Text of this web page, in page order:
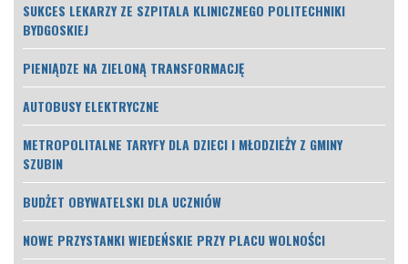
SUKCES LEKARZY ZE SZPITALA KLINICZNEGO POLITECHNIKI
BYDGOSKIEJ
PIENIĄDZE NA ZIELONĄ TRANSFORMACJĘ
AUTOBUSY ELEKTRYCZNE
METROPOLITALNE TARYFY DLA DZIECI I MŁODZIEŻY Z GMINY
SZUBIN
BUDŻET OBYWATELSKI DLA UCZNIÓW
NOWE PRZYSTANKI WIEDEŃSKIE PRZY PLACU WOLNOŚCI